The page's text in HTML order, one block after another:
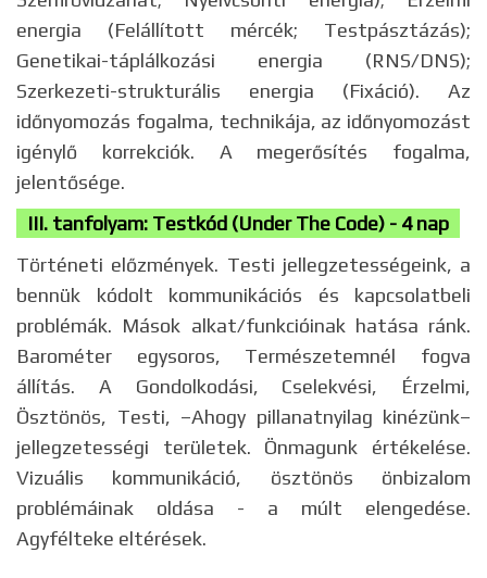
energia (Felállított mércék; Testpásztázás);
Genetikai-táplálkozási energia (RNS/DNS);
Szerkezeti-strukturális energia (Fixáció). Az
időnyomozás fogalma, technikája, az időnyomozást
igénylő korrekciók. A megerősítés fogalma,
jelentősége.
III. tanfolyam: Testkód (Under The Code) - 4 nap
Történeti előzmények. Testi jellegzetességeink, a
bennük kódolt kommunikációs és kapcsolatbeli
problémák. Mások alkat/funkcióinak hatása ránk.
Barométer egysoros, Természetemnél fogva
állítás. A Gondolkodási, Cselekvési, Érzelmi,
Ösztönös, Testi, –Ahogy pillanatnyilag kinézünk–
jellegzetességi területek. Önmagunk értékelése.
Vizuális kommunikáció, ösztönös önbizalom
problémáinak oldása - a múlt elengedése.
Agyfélteke eltérések.